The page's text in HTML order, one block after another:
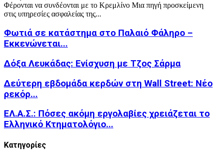
Φέρονται να συνδέονται με το Κρεμλίνο Μια πηγή προσκείμενη
στις υπηρεσίες ασφαλείας της...
Φωτιά σε κατάστημα στο Παλαιό Φάληρο –
Εκκενώνεται...
Δόξα Λευκάδας: Ενίσχυση με Τζος Σάρμα
Δεύτερη εβδομάδα κερδών στη Wall Street: Νέο
ρεκόρ...
ΕΛ.Α.Σ.: Πόσες ακόμη εργολαβίες χρειάζεται το
Ελληνικό Κτηματολόγιο...
Kατηγορίες